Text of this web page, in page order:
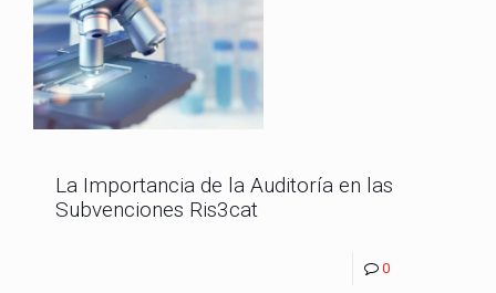
La Importancia de la Auditoría en las
Subvenciones Ris3cat
0